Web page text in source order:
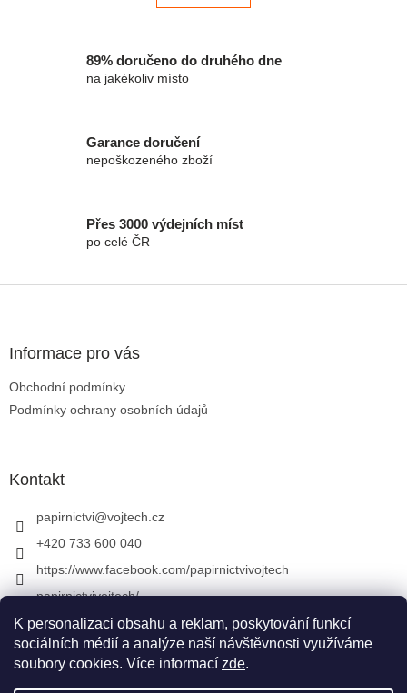
K personalizaci obsahu a reklam, poskytování funkcí
sociálních médií a analýze naší návštěvnosti využíváme
soubory cookies. Více informací zde.
89% doručeno do druhého dne
na jakékoliv místo
Garance doručení
nepoškozeného zboží
Přes 3000 výdejních míst
po celé ČR
Informace pro vás
Obchodní podmínky
Podmínky ochrany osobních údajů
Kontakt
papirnictvi@vojtech.cz
+420 733 600 040
https://www.facebook.com/papirnictvivojtech
papirnictvivojtech/
+420 733 600 040